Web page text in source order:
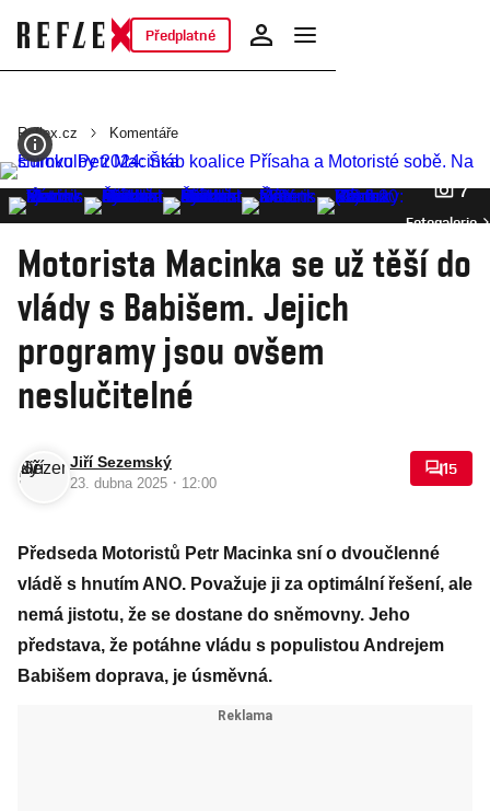
Předplatné
Reflex.cz Komentáře
7
Fotogalerie
Motorista Macinka se už těší do
vlády s Babišem. Jejich
programy jsou ovšem
neslučitelné
Jiří Sezemský
23. dubna 2025 · 12:00
15
Předseda Motoristů Petr Macinka sní o dvoučlenné
vládě s hnutím ANO. Považuje ji za optimální řešení, ale
nemá jistotu, že se dostane do sněmovny. Jeho
představa, že potáhne vládu s populistou Andrejem
Babišem doprava, je úsměvná.